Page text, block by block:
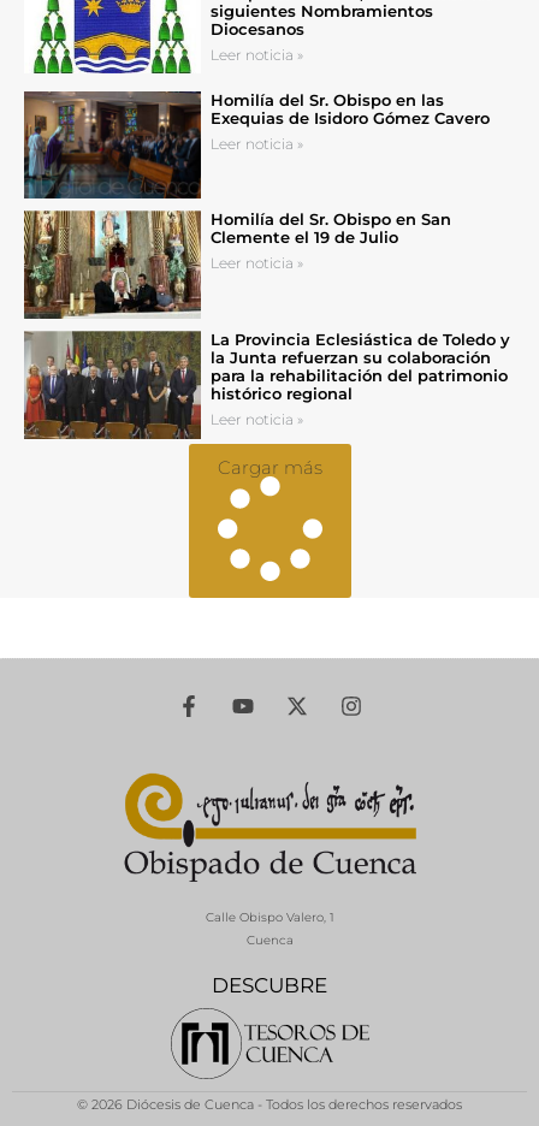
siguientes Nombramientos
Diocesanos
Leer noticia »
Homilía del Sr. Obispo en las
Exequias de Isidoro Gómez Cavero
Leer noticia »
Homilía del Sr. Obispo en San
Clemente el 19 de Julio
Leer noticia »
La Provincia Eclesiástica de Toledo y
la Junta refuerzan su colaboración
para la rehabilitación del patrimonio
histórico regional
Leer noticia »
Cargar más
DESCUBRE
Calle Obispo Valero, 1
Cuenca
© 2026 Diócesis de Cuenca - Todos los derechos reservados